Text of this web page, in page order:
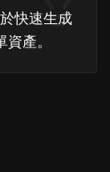
快速生成
產。